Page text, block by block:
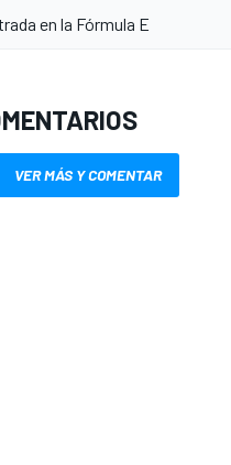
en la Fórmula E
VER MÁS Y COMENTAR